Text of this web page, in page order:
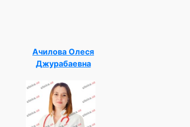
Ачилова Олеся
Джурабаевна